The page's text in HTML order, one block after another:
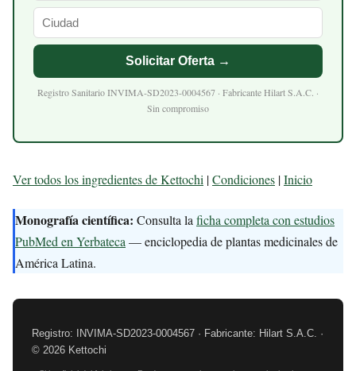
Solicitar Oferta →
Registro Sanitario INVIMA-SD2023-0004567 · Fabricante Hilart S.A.C. ·
Sin compromiso
Ver todos los ingredientes de Kettochi |Condiciones |Inicio
Monografía científica: Consulta la ficha completa con estudios
PubMed en Yerbateca — enciclopedia de plantas medicinales de
América Latina.
Registro: INVIMA-SD2023-0004567 · Fabricante: Hilart S.A.C. ·
© 2026 Kettochi